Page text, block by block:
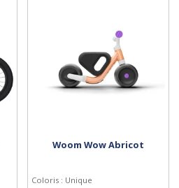
Woom Wow Abricot
Coloris : Unique